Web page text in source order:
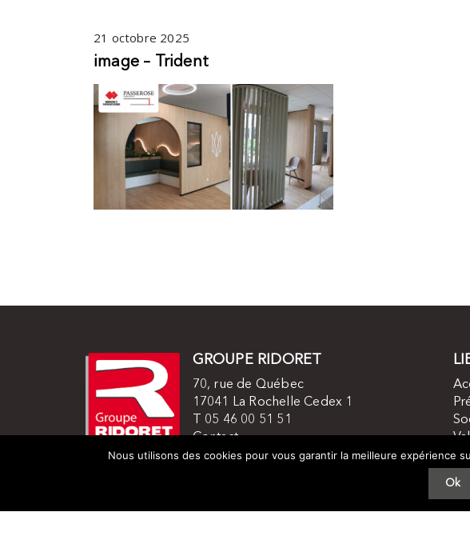
21 octobre 2025
image – Trident
GROUPE RIDORET
70, rue de Québec
17041 La Rochelle Cedex 1
T 05 46 00 51 51
Contact
Mentions légales
Nous utilisons des cookies pour vous garantir la meilleure expérience
Ok